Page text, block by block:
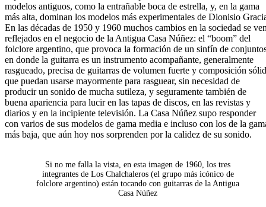
modelos antiguos, como la entrañable boca de estrella, y, en la gama
más alta, dominan los modelos más experimentales de Dionisio
En las décadas de 1950 y 1960 muchos cambios en la sociedad se
reflejados en el negocio de la Antigua Casa Núñez: el “boom” del
folclore argentino, que provoca la formación de un sinfín de
en donde la guitarra es un instrumento acompañante, generalmente
rasgueado, precisa de guitarras de volumen fuerte y composición
que puedan usarse mayormente para rasguear, sin necesidad de
producir un sonido de mucha sutileza, y seguramente también de
buena apariencia para lucir en las tapas de discos, en las revistas y
diarios y en la incipiente televisión. La Casa Núñez supo responder
con varios de sus modelos de gama media e incluso con los de la
más baja, que aún hoy nos sorprenden por la calidez de su sonido.
Si no me falla la vista, en esta imagen de 1960, los tres
integrantes de Los Chalchaleros (el grupo más icónico de
folclore argentino) están tocando con guitarras de la Antigua
Casa Núñez